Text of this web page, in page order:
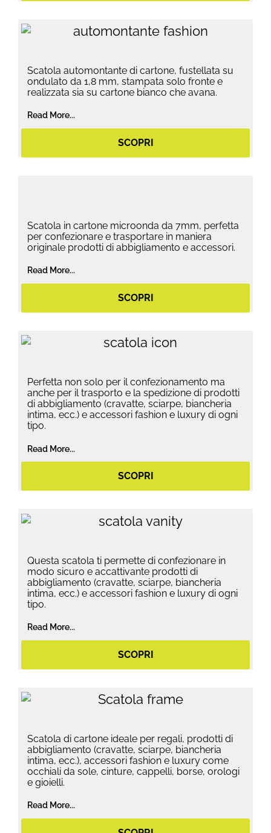
Scatola automontante di cartone, fustellata su
ondulato da 1,8 mm, stampata solo fronte e
realizzata sia su cartone bianco che avana.
Read More...
SCOPRI
Scatola in cartone microonda da 7mm, perfetta
per confezionare e trasportare in maniera
originale prodotti di abbigliamento e accessori.
Read More...
SCOPRI
Perfetta non solo per il confezionamento ma
anche per il trasporto e la spedizione di prodotti
di abbigliamento (cravatte, sciarpe, biancheria
intima, ecc.) e accessori fashion e luxury di ogni
tipo.
Read More...
SCOPRI
Questa scatola ti permette di confezionare in
modo sicuro e accattivante prodotti di
abbigliamento (cravatte, sciarpe, biancheria
intima, ecc.) e accessori fashion e luxury di ogni
tipo.
Read More...
SCOPRI
Scatola di cartone ideale per regali, prodotti di
abbigliamento (cravatte, sciarpe, biancheria
intima, ecc.), accessori fashion e luxury come
occhiali da sole, cinture, cappelli, borse, orologi
e gioielli.
Read More...